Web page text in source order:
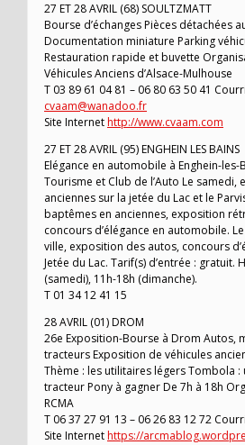
27 ET 28 AVRIL (68) SOULTZMATT
Bourse d’échanges Pièces détachées
Documentation miniature Parking
Restauration rapide et buvette
Véhicules Anciens d’Alsace-Mulhouse
T 03 89 61 04 81 – 06 80 63 50 41
cvaam@wanadoo.fr
Site Internethttp://www.cvaam.com
27 ET 28 AVRIL (95) ENGHEIN LES BAINS
Elégance en automobile à Enghein-les-
Tourisme et Club de l’Auto Le
anciennes sur la jetée du Lac et le
baptêmes en anciennes, exposition
concours d’élégance en automobile.
ville, exposition des autos, concours
Jetée du Lac. Tarif(s) d’entrée : gratuit.
(samedi), 11h-18h (dimanche).
T 01 34 12 41 15
28 AVRIL (01) DROM
26e Exposition-Bourse à Drom Autos,
tracteurs Exposition de véhicules
Thème : les utilitaires légers Tombola :
tracteur Pony à gagner De 7h à 18h
RCMA
T 06 37 27 91 13 – 06 26 83 12 72
Site Internethttps://